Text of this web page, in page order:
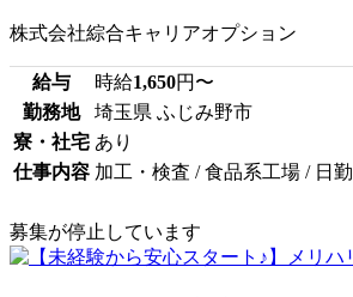
株式会社綜合キャリアオプション
給与 時給1,650円〜
勤務地
埼玉県 ふじみ野市
寮・社宅 あり
仕事内容 加工・検査 / 食品系工場 / 日勤
募集が停止しています